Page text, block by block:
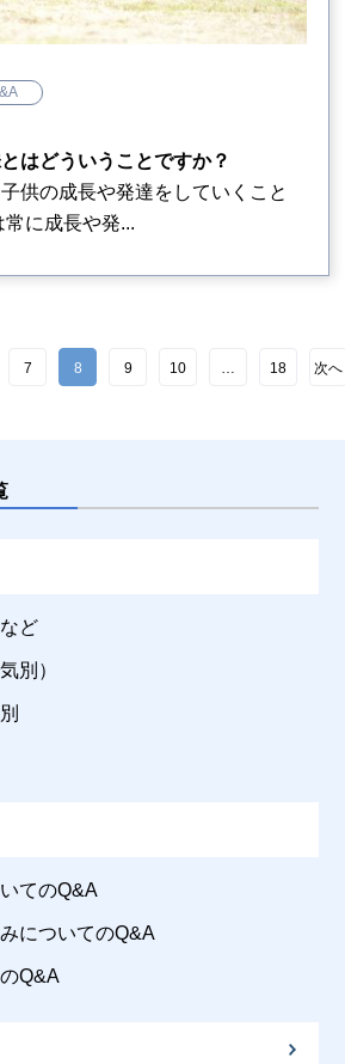
はどういうことですか？
供の成長や発達をしていくこと
に成長や発...
7 8 9 10 … 18 次へ
ど
別）
てのQ&A
についてのQ&A
Q&A